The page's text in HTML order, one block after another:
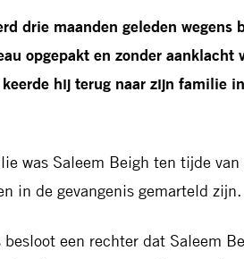
drie maanden geleden wegens
opgepakt en zonder aanklacht
hij terug naar zijn familie
was Saleem Beigh ten tijde
in de gevangenis gemarteld zijn.
een rechter dat Saleem